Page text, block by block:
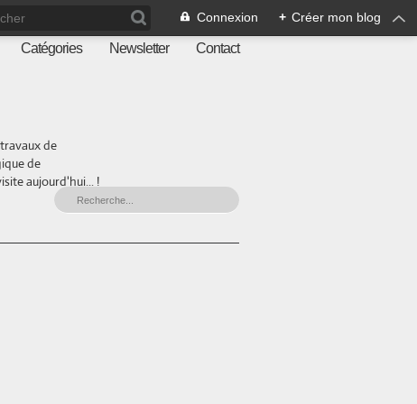
Connexion + Créer mon blog
Catégories Newsletter Contact
de
de
aujourd'hui... !